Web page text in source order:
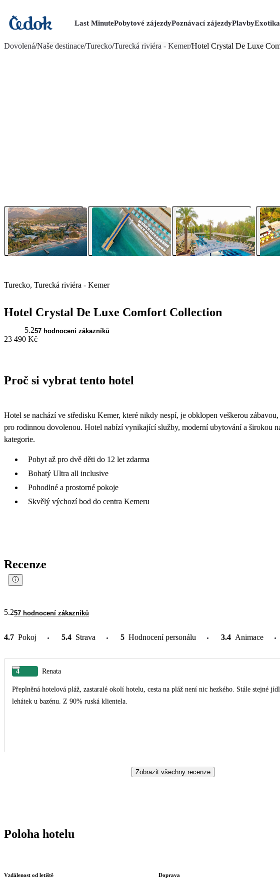
Last MinutePobytové zájezdyPoznávací zájezdyPlavbyExotika
Dovolená/Naše destinace/Turecko/Turecká riviéra - Kemer/Hotel Crystal De Luxe
Turecko, Turecká riviéra - Kemer
Hotel Crystal De Luxe Comfort Collection
5.257 hodnocení zákazníků
23 490 Kč
Proč si vybrat tento hotel
Hotel se nachází ve středisku Kemer, které nikdy nespí, je obklopen veškerou
pro rodinnou dovolenou. Hotel nabízí vynikající služby, moderní ubytování a širokou
kategorie.
Pobyt až pro dvě děti do 12 let zdarma
Bohatý Ultra all inclusive
Pohodlné a prostorné pokoje
Skvělý výchozí bod do centra Kemeru
Recenze
5.257 hodnocení zákazníků
4.7 Pokoj 5.4 Strava 5 Hodnocení personálu 3.4 Animace
4 Renata
Přeplněná hotelová pláž, zastaralé okolí hotelu, cesta na pláž není nic hezkého. Stále stejné jídlo. Jako plus hodnotíme spoustu
lehátek u bazénu. Z 90% ruská klientela.
Zobrazit všechny recenze
Poloha hotelu
Vzdálenost od letiště Doprava